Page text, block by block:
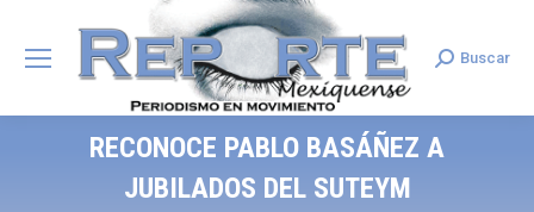
Search:
Buscar
RECONOCE PABLO BASÁÑEZ A
JUBILADOS DEL SUTEYM